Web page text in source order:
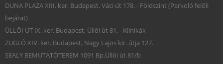
DUNA PLAZA XIII. ker. Budapest, Váci út 178. - Földszint (Parkoló felőli
bejárat)
ÜLLŐI ÚT IX. ker. Budapest, Üllői út 81. - Klinikák
ZUGLÓ XIV. ker. Budapest, Nagy Lajos kir. útja 127.
SEALY BEMUTATÓTEREM 1091 Bp.Üllői út 81/b